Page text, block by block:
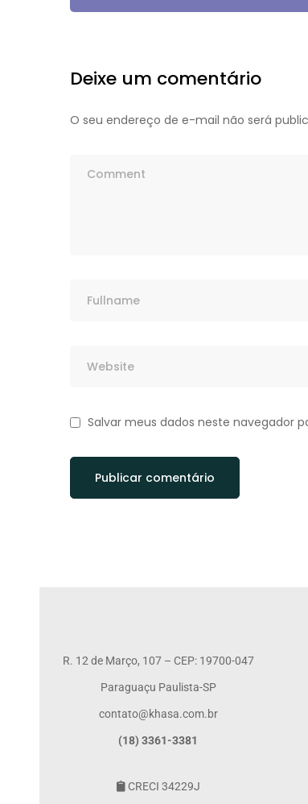
Deixe um comentário
O seu endereço de e-mail não será
Salvar meus dados neste navegador
R. 12 de Março, 107 – CEP: 19700-047
Paraguaçu Paulista-SP
contato@khasa.com.br
(18) 3361-3381
CRECI 34229J